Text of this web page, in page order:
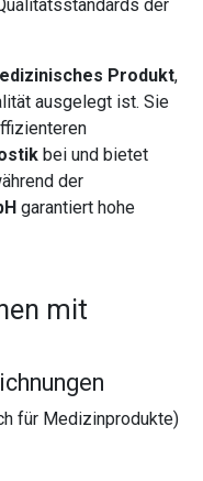
der
Produkt,
ausgelegt ist. Sie
bei und bietet
der
garantiert hohe
mit
für Medizinprodukte)